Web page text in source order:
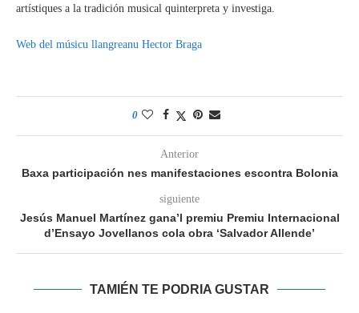
artístiques a la tradición musical quinterpreta y investiga.
Web del músicu llangreanu Hector Braga
0
Anterior
Baxa participación nes manifestaciones escontra Bolonia
siguiente
Jesús Manuel Martínez gana’l premiu Premiu Internacional
d’Ensayo Jovellanos cola obra ‘Salvador Allende’
TAMIÉN TE PODRIA GUSTAR